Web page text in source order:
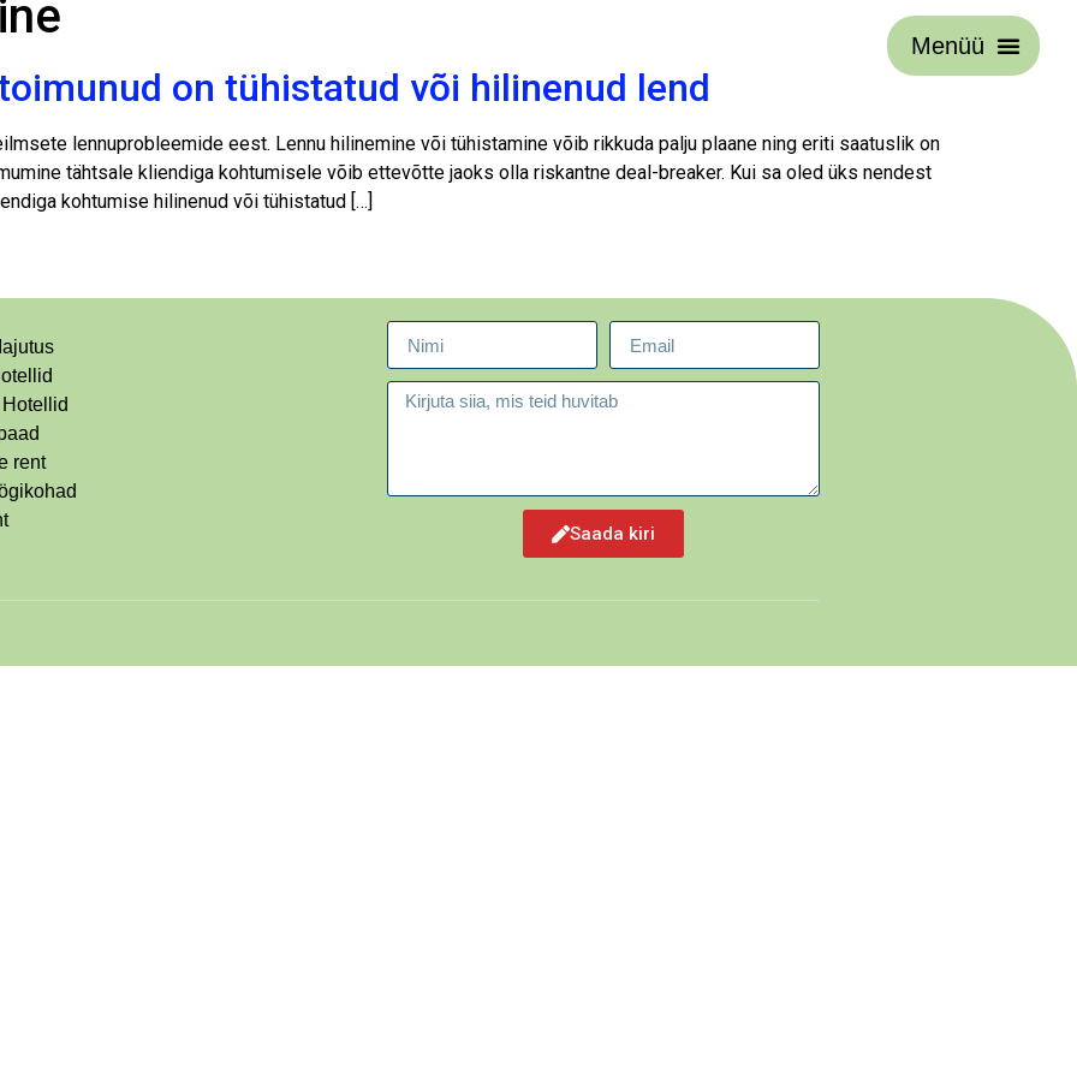
Menüü
on tühistatud või hilinenud lend
lennuprobleemide eest. Lennu hilinemine või tühistamine võib rikkuda palju plaane ning eriti saatuslik on
tähtsale kliendiga kohtumisele võib ettevõtte jaoks olla riskantne deal-breaker. Kui sa oled üks nendest
kohtumise hilinenud või tühistatud […]
rent
Saada kiri